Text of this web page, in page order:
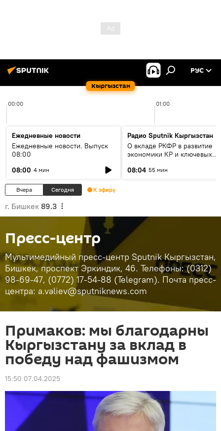
Кыргызстан
РУС
00:00 01:00
Ежедневные новости
Ежедневные новости. Выпуск
08:00
08:00 4 мин
Радио Sputnik Кыргызстан
О вкладе РКФР в развитие
экономики КР и ключевых
08:04 55 мин
Вчера Сегодня К эфиру
г. Бишкек 89.3
Пресс-центр
Мультимедийный пресс-центр Sputnik Кыргызстан,
Бишкек, проспект Эркиндик, 46. Телефоны: (0312)
98-69-47, (0772) 17-54-88 (Telegram). Почта пресс-
центра: a.valiev@sputniknews.com
Примаков: мы благодарны
Кыргызстану за вклад в
победу над фашизмом
15:50 07.04.2025